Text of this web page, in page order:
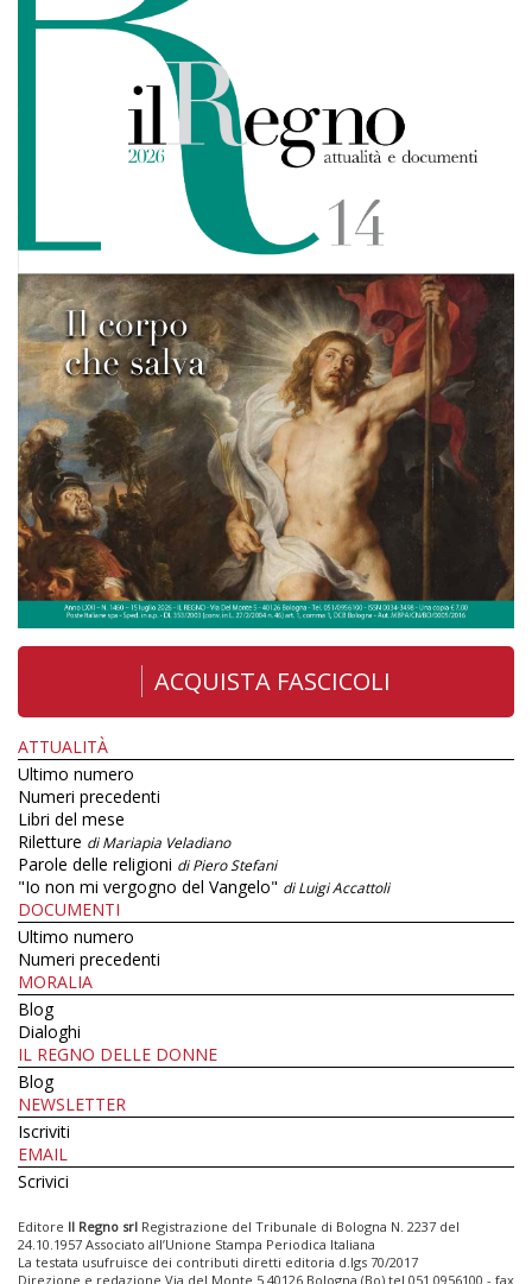
ACQUISTA FASCICOLI
ATTUALITÀ
Ultimo numero
Numeri precedenti
Libri del mese
Riletture di Mariapia Veladiano
Parole delle religioni di Piero Stefani
"Io non mi vergogno del Vangelo" di Luigi Accattoli
DOCUMENTI
Ultimo numero
Numeri precedenti
MORALIA
Blog
Dialoghi
IL REGNO DELLE DONNE
Blog
NEWSLETTER
Iscriviti
EMAIL
Scrivici
Editore Il Regno srl Registrazione del Tribunale di Bologna N. 2237 del
24.10.1957 Associato all’Unione Stampa Periodica Italiana
La testata usufruisce dei contributi diretti editoria d.lgs 70/2017
Direzione e redazione Via del Monte 5 40126 Bologna (Bo) tel 051 0956100 - fax